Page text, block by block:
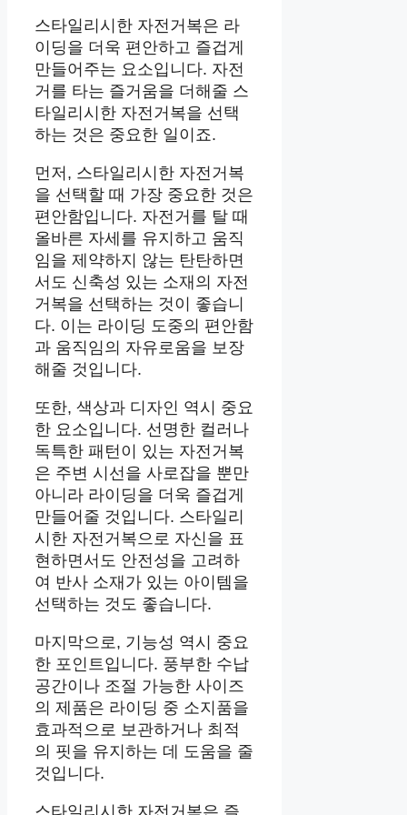
스타일리시한 자전거복은 라
이딩을 더욱 편안하고 즐겁게
만들어주는 요소입니다. 자전
거를 타는 즐거움을 더해줄 스
타일리시한 자전거복을 선택
하는 것은 중요한 일이죠.
먼저, 스타일리시한 자전거복
을 선택할 때 가장 중요한 것은
편안함입니다. 자전거를 탈 때
올바른 자세를 유지하고 움직
임을 제약하지 않는 탄탄하면
서도 신축성 있는 소재의 자전
거복을 선택하는 것이 좋습니
다. 이는 라이딩 도중의 편안함
과 움직임의 자유로움을 보장
해줄 것입니다.
또한, 색상과 디자인 역시 중요
한 요소입니다. 선명한 컬러나
독특한 패턴이 있는 자전거복
은 주변 시선을 사로잡을 뿐만
아니라 라이딩을 더욱 즐겁게
만들어줄 것입니다. 스타일리
시한 자전거복으로 자신을 표
현하면서도 안전성을 고려하
여 반사 소재가 있는 아이템을
선택하는 것도 좋습니다.
마지막으로, 기능성 역시 중요
한 포인트입니다. 풍부한 수납
공간이나 조절 가능한 사이즈
의 제품은 라이딩 중 소지품을
효과적으로 보관하거나 최적
의 핏을 유지하는 데 도움을 줄
것입니다.
스타일리시한 자전거복은 즐